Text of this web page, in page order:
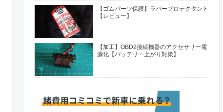
【ゴムパーツ保護】ラバープロテクタント
【レビュー】
【加工】OBD2接続機器のアクセサリー電
源化【バッテリー上がり対策】